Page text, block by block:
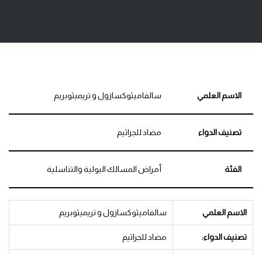
الاسم العلمي سالفاميثوكسازول و تريميثوبريم
تصنيف الدواء مضاد للجراثيم
الفئة أمراض المسالك البولية والتناسلية
الاسم العلمي سالفاميثوكسازول و تريميثوبريم
تصنيف الدواء: مضاد للجراثيم